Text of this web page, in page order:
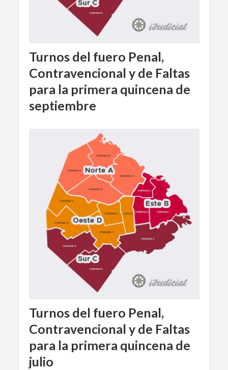
Turnos del fuero Penal,
Contravencional y de Faltas
para la primera quincena de
septiembre
Turnos del fuero Penal,
Contravencional y de Faltas
para la primera quincena de
julio